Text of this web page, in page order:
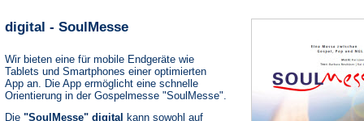
digital - SoulMesse
Wir bieten eine für mobile Endgeräte wie
Tablets und Smartphones einer optimierten
App an. Die App ermöglicht eine schnelle
Orientierung in der Gospelmesse "SoulMesse".
Die "SoulMesse" digital kann sowohl auf